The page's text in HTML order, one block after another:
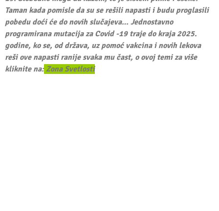
Taman kada pomisle da su se rešili napasti i budu proglasili
pobedu doći će do novih slučajeva… Jednostavno
programirana mutacija za Covid -19 traje do kraja 2025.
godine, ko se, od država, uz pomoć vakcina i novih lekova
reši ove napasti ranije svaka mu čast, o ovoj temi za više
kliknite na: Zona Svetlosti